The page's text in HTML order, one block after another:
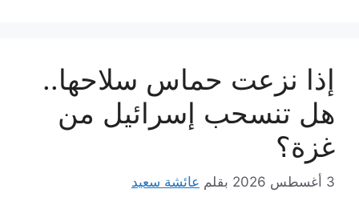
إذا نزعت حماس سلاحها..
هل تنسحب إسرائيل من
غزة؟
3 أغسطس 2026 بقلم عائشة سعيد